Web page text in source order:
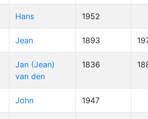
Hans 1952
Jean 1893
Jan (Jean)
van den
1836
John 1947